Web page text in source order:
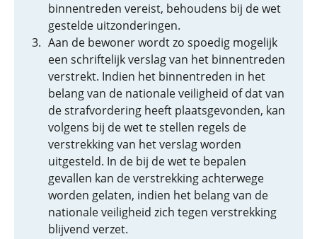
binnentreden vereist, behoudens bij de wet
gestelde uitzonderingen.
Aan de bewoner wordt zo spoedig mogelijk
een schriftelijk verslag van het binnentreden
verstrekt. Indien het binnentreden in het
belang van de nationale veiligheid of dat van
de strafvordering heeft plaatsgevonden, kan
volgens bij de wet te stellen regels de
verstrekking van het verslag worden
uitgesteld. In de bij de wet te bepalen
gevallen kan de verstrekking achterwege
worden gelaten, indien het belang van de
nationale veiligheid zich tegen verstrekking
blijvend verzet.